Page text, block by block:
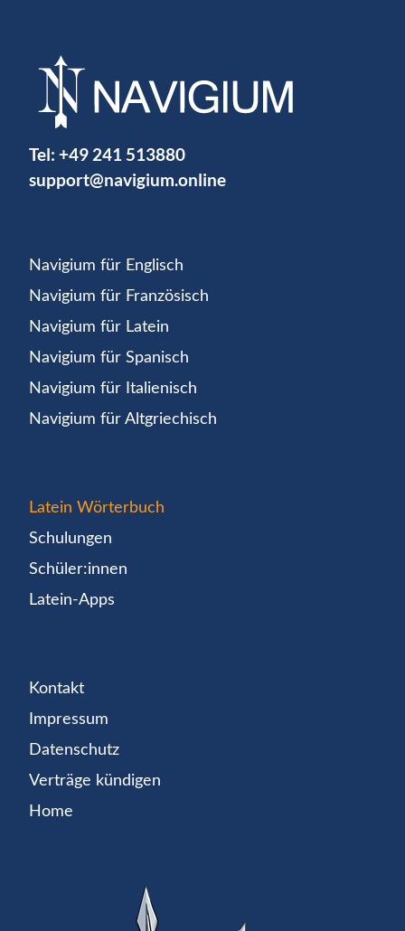
Tel: +49 241 513880
support@navigium.online
Navigium für Englisch
Navigium für Französisch
Navigium für Latein
Navigium für Spanisch
Navigium für Italienisch
Navigium für Altgriechisch
Latein Wörterbuch
Schulungen
Schüler:innen
Latein-Apps
Kontakt
Impressum
Datenschutz
Verträge kündigen
Home